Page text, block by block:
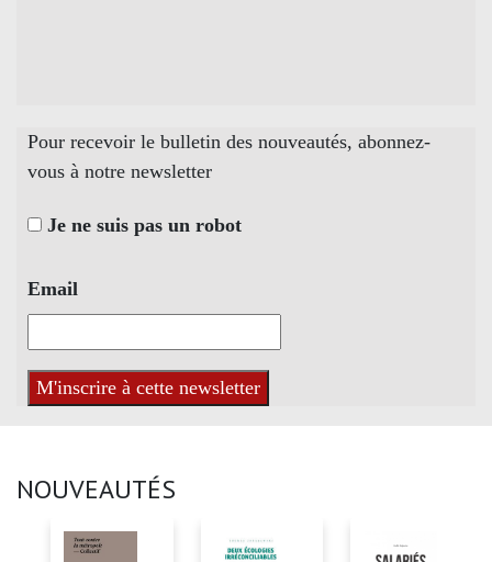
Pour recevoir le bulletin des nouveautés, abonnez-
vous à notre newsletter
Je ne suis pas un robot
Email
NOUVEAUTÉS